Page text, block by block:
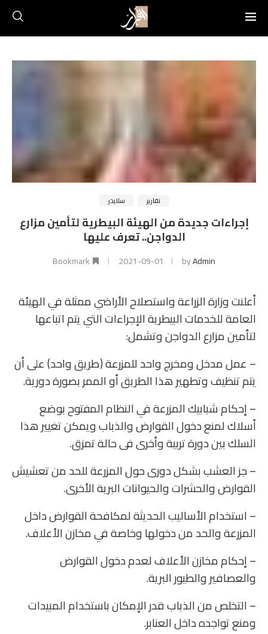
تقارير سلايدر
إجراءات جديدة من الهيئة البيطرية لتأمين مزارع
الدواجن.. تعرف عليها
byAdmin
2021-09-01
Bookmark
أعلنت وزارة الزراعة واستصلاح الأراضي ممثلة في الهيئة
العامة للخدمات البيطرية الإجراءات التي يتم اتباعها
لتأمين مزارع الدواجن وتشمل:
– عمل مدخل ومخرج واحد للمزرعة (طريق واحد) على أن
يتم تنظيف وتطهير هذا الطريق أو الممر بصورة دورية.
– إحكام شبابيك المزرعة في النظام المفتوح بوضع
أسلاك لمنع دخول القوارض والذباب ويمكن تغيير هذا
السلك بين دورة تربية وأخرى فى حالة تمزق.
– جز العشب بشكل دورى حول المزرعة للحد من تعشيش
القوارض والحشرات والحيوانات البرية الأخرى.
– استخدام الأساليب الحديثة لمكافحة القوارض داخل
المزرعة والحد من دخولها وخاصة في مخازن الأعلاف.
– إحكام مخازن الأعلاف لعدم دخول القوارض
والعصافير والطيور البرية.
– التخلص من الذباب قدر الإمكان باستخدام المبيدات
ومنع تواجده داخل العنابر.